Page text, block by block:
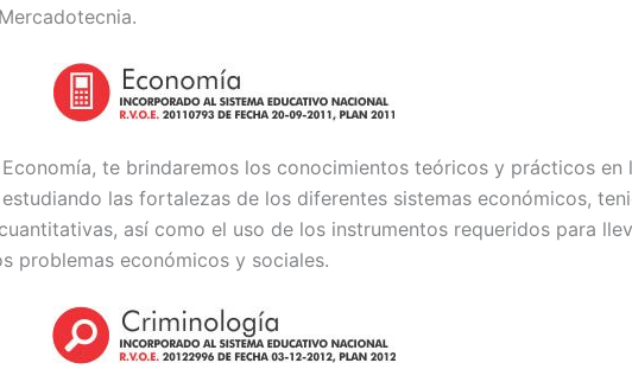
te brindaremos los conocimientos teóricos y prácticos en
las fortalezas de los diferentes sistemas económicos,
así como el uso de los instrumentos requeridos para
problemas económicos y sociales.